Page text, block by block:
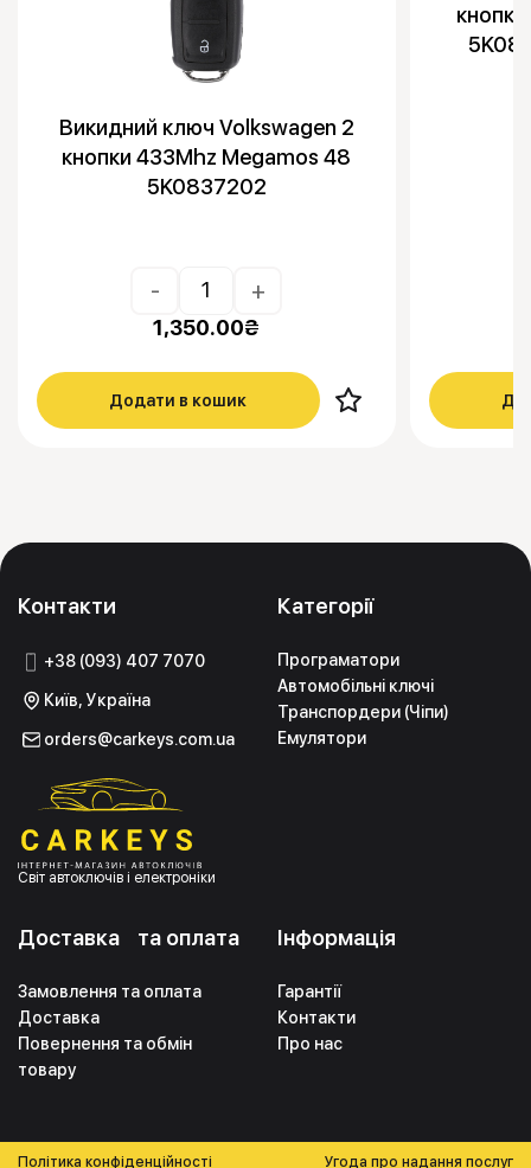
Викидний ключ Volkswagen 2
кнопки 433Mhz Megamos 48
5K0837202
- +
1,350.00₴
Додати в кошик
Контакти
+38 (093) 407 7070
Київ, Україна
orders@carkeys.com.ua
Світ автоключів і електроніки
Категорії
Програматори
Автомобільні ключі
Транспордери (Чіпи)
Емулятори
Інформація
Гарантії
Контакти
Про нас
Доставка та оплата
Замовлення та оплата
Доставка
Повернення та обмін
товару
Політика конфіденційності Угода про надання послуг